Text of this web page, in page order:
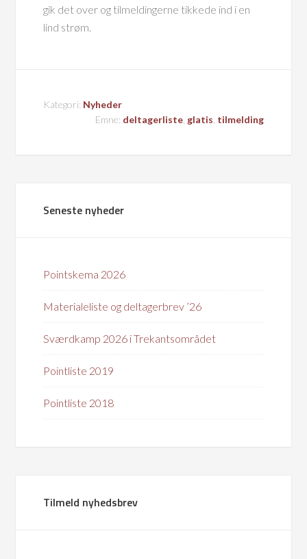
gik det over og tilmeldingerne tikkede ind i en
lind strøm.
Kategori: Nyheder
Emne: deltagerliste, glatis tilmelding
Seneste nyheder
Pointskema 2026
Materialeliste og deltagerbrev ’26
Sværdkamp 2026 i Trekantsområdet
Pointliste 2019
Pointliste 2018
Tilmeld nyhedsbrev